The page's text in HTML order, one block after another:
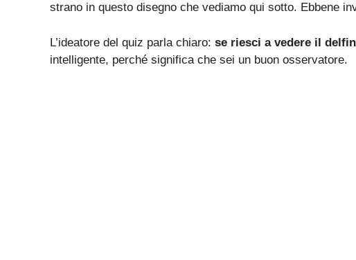
strano in questo disegno che vediamo qui sotto. Ebbene
L’ideatore del quiz parla chiaro: se riesci a vedere il
intelligente, perché significa che sei un buon osservatore.